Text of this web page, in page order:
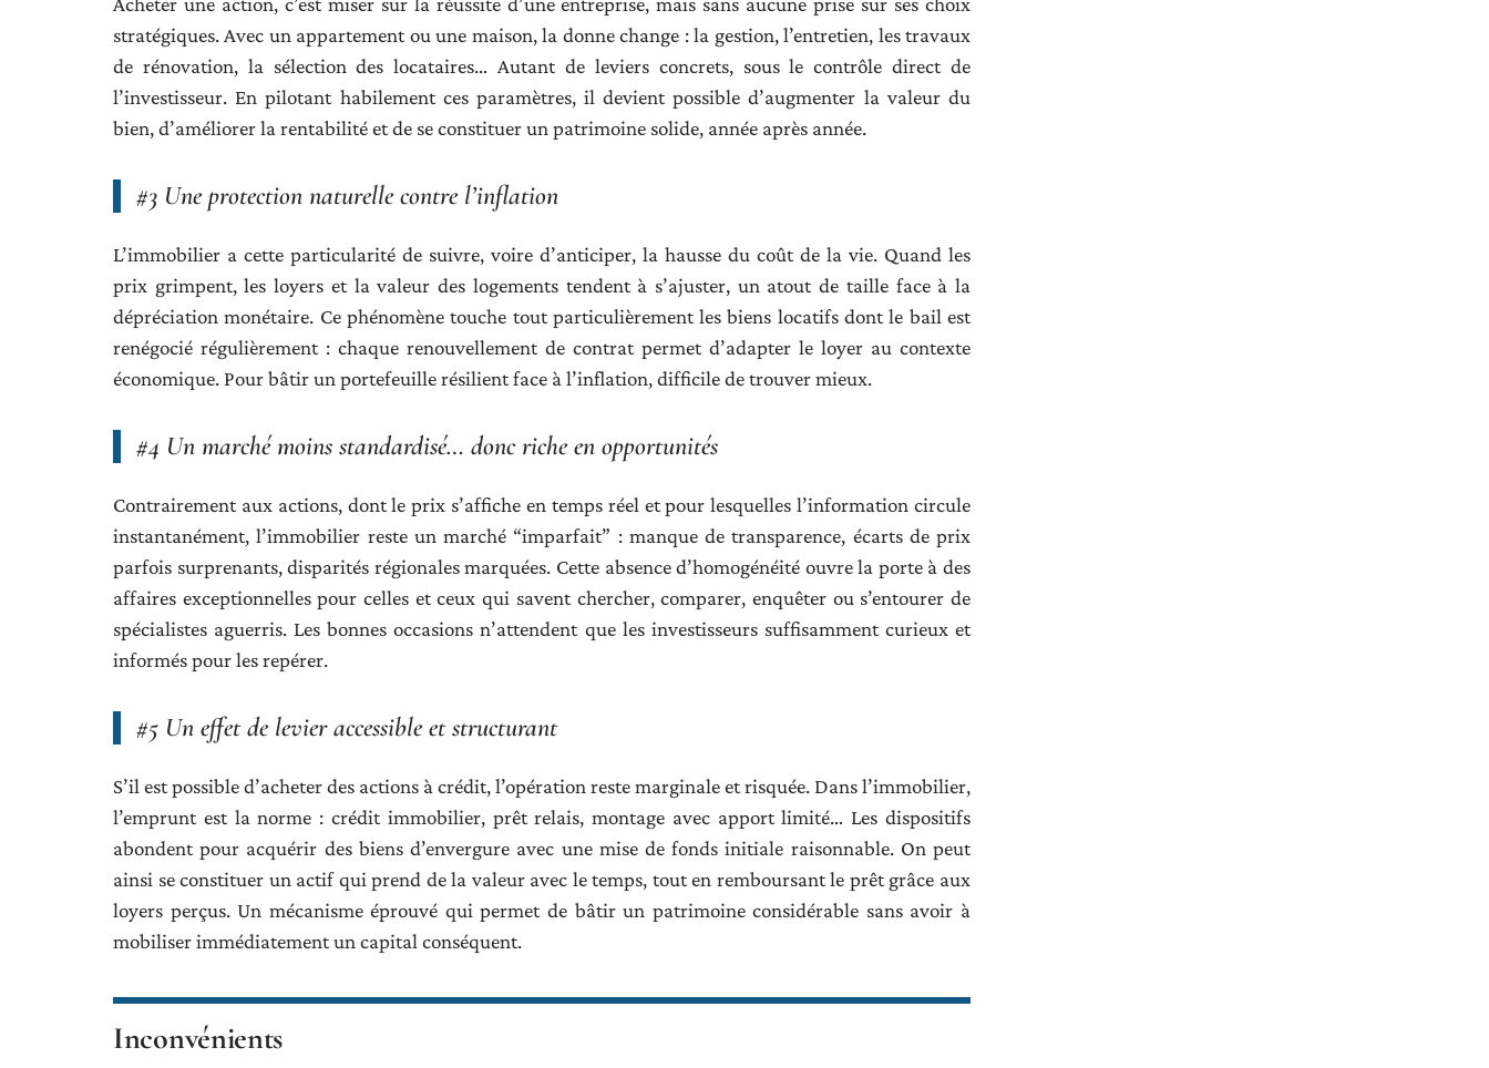
stratégiques. Avec un appartement ou une maison, la donne change : la gestion, l’entretien, les travaux
de rénovation, la sélection des locataires… Autant de leviers concrets, sous le contrôle direct de
l’investisseur. En pilotant habilement ces paramètres, il devient possible d’augmenter la valeur du
bien, d’améliorer la rentabilité et de se constituer un patrimoine solide, année après année.
#3 Une protection naturelle contre l’inflation
L’immobilier a cette particularité de suivre, voire d’anticiper, la hausse du coût de la vie. Quand les
prix grimpent, les loyers et la valeur des logements tendent à s’ajuster, un atout de taille face à la
dépréciation monétaire. Ce phénomène touche tout particulièrement les biens locatifs dont le bail est
renégocié régulièrement : chaque renouvellement de contrat permet d’adapter le loyer au contexte
économique. Pour bâtir un portefeuille résilient face à l’inflation, difficile de trouver mieux.
#4 Un marché moins standardisé… donc riche en opportunités
Contrairement aux actions, dont le prix s’affiche en temps réel et pour lesquelles l’information circule
instantanément, l’immobilier reste un marché “imparfait” : manque de transparence, écarts de prix
parfois surprenants, disparités régionales marquées. Cette absence d’homogénéité ouvre la porte à des
affaires exceptionnelles pour celles et ceux qui savent chercher, comparer, enquêter ou s’entourer de
spécialistes aguerris. Les bonnes occasions n’attendent que les investisseurs suffisamment curieux et
informés pour les repérer.
#5 Un effet de levier accessible et structurant
S’il est possible d’acheter des actions à crédit, l’opération reste marginale et risquée. Dans l’immobilier,
l’emprunt est la norme : crédit immobilier, prêt relais, montage avec apport limité… Les dispositifs
abondent pour acquérir des biens d’envergure avec une mise de fonds initiale raisonnable. On peut
ainsi se constituer un actif qui prend de la valeur avec le temps, tout en remboursant le prêt grâce aux
loyers perçus. Un mécanisme éprouvé qui permet de bâtir un patrimoine considérable sans avoir à
mobiliser immédiatement un capital conséquent.
Inconvénients